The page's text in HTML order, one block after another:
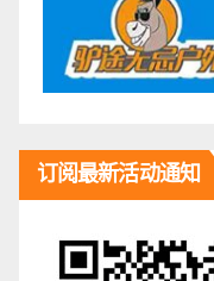
订阅最新活动通知